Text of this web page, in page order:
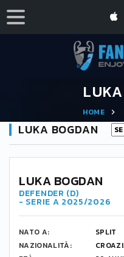
HOME
LUKA BOGDAN
LUKA BOGDAN
DEFENDER (D)
- SERIE A 2025/2026
NATO A:
SPLIT
NAZIONALITÀ: